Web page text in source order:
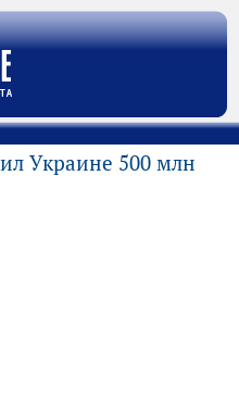
Украине 500 млн